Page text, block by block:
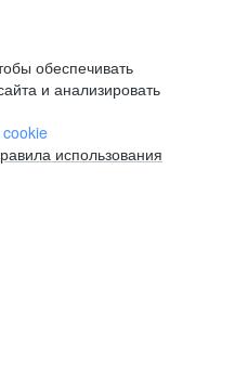
обеспечивать
и анализировать
использования